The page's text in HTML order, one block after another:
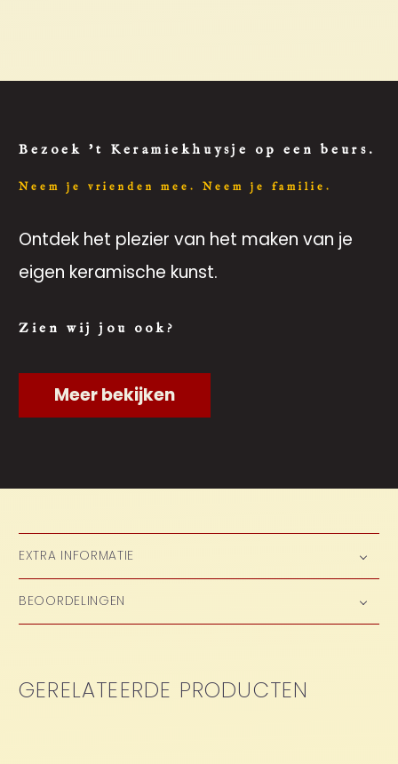
Bezoek 't Keramiekhuysje op een beurs.
Neem je vrienden mee. Neem je familie.
Ontdek het plezier van het maken van je
eigen keramische kunst.
Zien wij jou ook?
Meer bekijken
EXTRA INFORMATIE
BEOORDELINGEN
GERELATEERDE PRODUCTEN